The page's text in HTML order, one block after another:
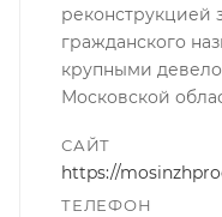
реконструкцией
гражданского
крупными
Московской
САЙТ
https://
ТЕЛЕФОН